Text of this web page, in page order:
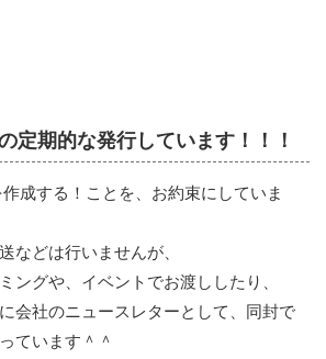
定期的な発行しています！！！
成する！ことを、お約束にしていま
などは行いませんが、
ングや、イベントでお渡ししたり、
会社のニュースレターとして、同封で
ています＾＾